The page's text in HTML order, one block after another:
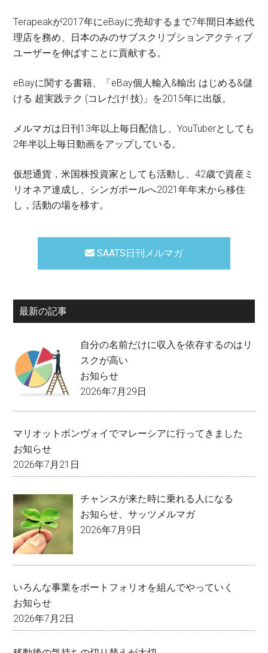
Terapeakが2017年にeBayに売却するまで7年間日本総代
理店を務め、日本のみのサブスクリプションアクティブ
ユーザーを伸ばすことに貢献する。
eBayに関する書籍、「eBay個人輸入&輸出 はじめる&儲
ける 超実践テク (コレだけ! 技)」を2015年に出版。
メルマガは日刊13年以上毎日配信し、YouTuberとしても
2年半以上毎日動画をアップしている。
仮想通貨，米国株投資家としても活動し、42歳で資産ミ
リオネア達成し、シンガポールへ2021年年末から移住
し，活動の場を移す。
SAATS日刊メルマガ
最新の記事
自分の名前だけに収入を依存するのはリ
スクが高い
お知らせ
2026年7月29日
マリオットボンヴォイでマレーシアに行ってきました
お知らせ
2026年7月21日
チャンスが来た時に乗れる人になる
お知らせ、サッツメルマガ
2026年7月9日
いろんな事業をポートフォリオを組んでやっていく
お知らせ
2026年7月2日